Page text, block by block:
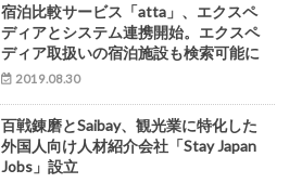
宿泊比較サービス「atta」、エクスペ
ディアとシステム連携開始。エクスペ
ディア取扱いの宿泊施設も検索可能に
2019.08.30
百戦錬磨とSaibay、観光業に特化した
外国人向け人材紹介会社「Stay Japan
Jobs」設立